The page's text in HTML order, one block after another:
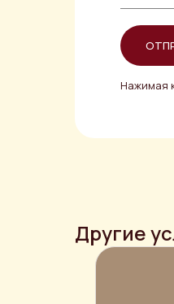
Нажимая
Другие